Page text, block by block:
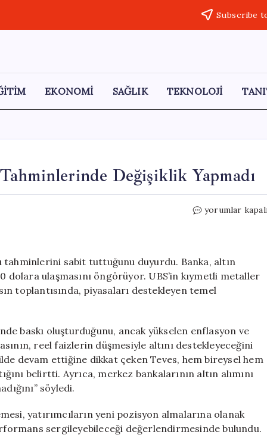
Subscribe
EKONOMİ SAĞLIK TEKNOLOJİ
Değişiklik Yapmadı
UBS,
ve
Gümüş
Tahminlerinde
Değişiklik
yorumlar
tahminlerini sabit tuttuğunu duyurdu. Banka, altın
dolara ulaşmasını öngörüyor. UBS’in kıymetli metaller
toplantısında, piyasaları destekleyen temel
baskı oluşturduğunu, ancak yükselen enflasyon ve
reel faizlerin düşmesiyle altını destekleyeceğini
devam ettiğine dikkat çeken Teves, hem bireysel hem
belirtti. Ayrıca, merkez bankalarının altın alımını
söyledi.
yatırımcıların yeni pozisyon almalarına olanak
sergileyebileceği değerlendirmesinde bulundu.